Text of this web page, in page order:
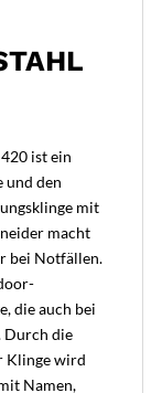
ist ein
und den
mit
macht
bei Notfällen.
die auch bei
Durch die
Klinge wird
Namen,